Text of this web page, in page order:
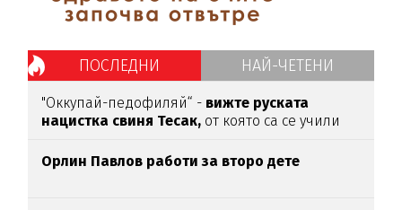
ПОСЛЕДНИ НАЙ-ЧЕТЕНИ
"Оккупай-педофиляй“ - вижте руската
нацистка свиня Тесак, от която са се учили
Орлин Павлов работи за второ дете